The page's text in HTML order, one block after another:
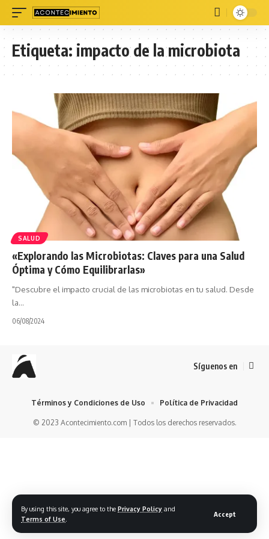
By using this site, you agree to the Privacy Policy and
Terms of Use
Accept
Etiqueta:impacto de la microbiota
SALUD
«Explorando las Microbiotas: Claves para una Salud
Óptima y Cómo Equilibrarlas»
"Descubre el impacto crucial de las microbiotas en tu salud. Desde
la…
06/08/2024
Síguenos en
© 2023 Acontecimiento.com | Todos los derechos reservados.
Términos y Condiciones de Uso Política de Privacidad